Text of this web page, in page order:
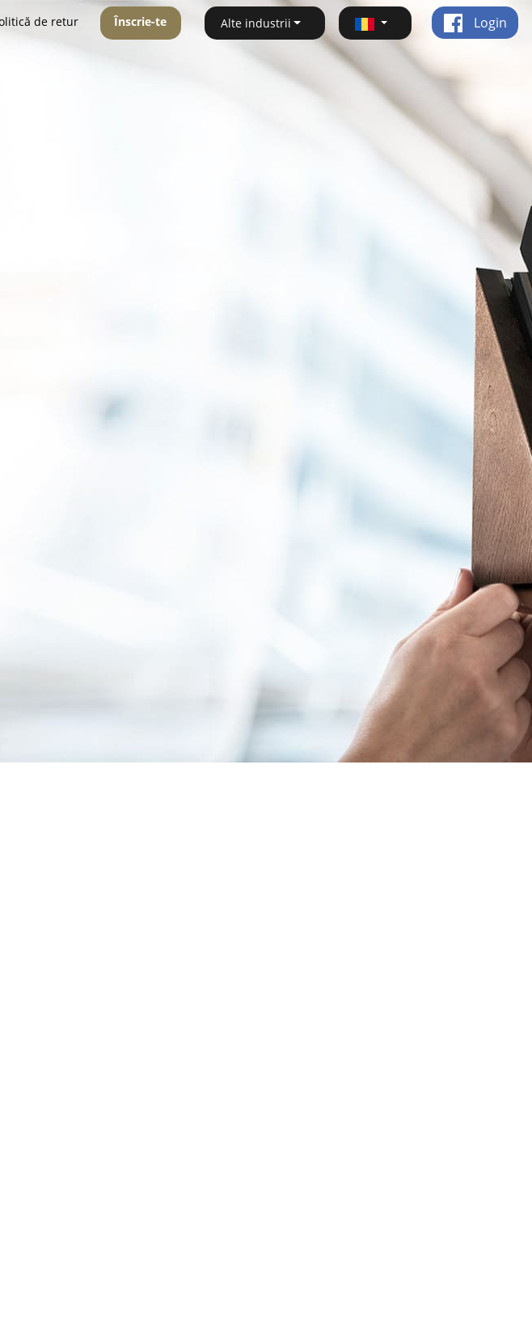
de retur Înscrie-te Alte industrii Login